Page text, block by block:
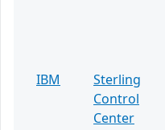
IBM
Sterling
Control
Center